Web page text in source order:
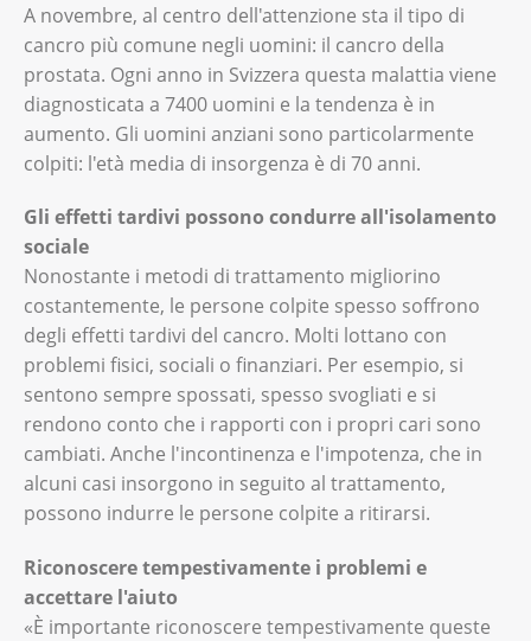
A novembre, al centro dell'attenzione sta il tipo di
cancro più comune negli uomini: il cancro della
prostata. Ogni anno in Svizzera questa malattia viene
diagnosticata a 7400 uomini e la tendenza è in
aumento. Gli uomini anziani sono particolarmente
colpiti: l'età media di insorgenza è di 70 anni.
Gli effetti tardivi possono condurre all'isolamento
sociale
Nonostante i metodi di trattamento migliorino
costantemente, le persone colpite spesso soffrono
degli effetti tardivi del cancro. Molti lottano con
problemi fisici, sociali o finanziari. Per esempio, si
sentono sempre spossati, spesso svogliati e si
rendono conto che i rapporti con i propri cari sono
cambiati. Anche l'incontinenza e l'impotenza, che in
alcuni casi insorgono in seguito al trattamento,
possono indurre le persone colpite a ritirarsi.
Riconoscere tempestivamente i problemi e
accettare l'aiuto
«È importante riconoscere tempestivamente queste